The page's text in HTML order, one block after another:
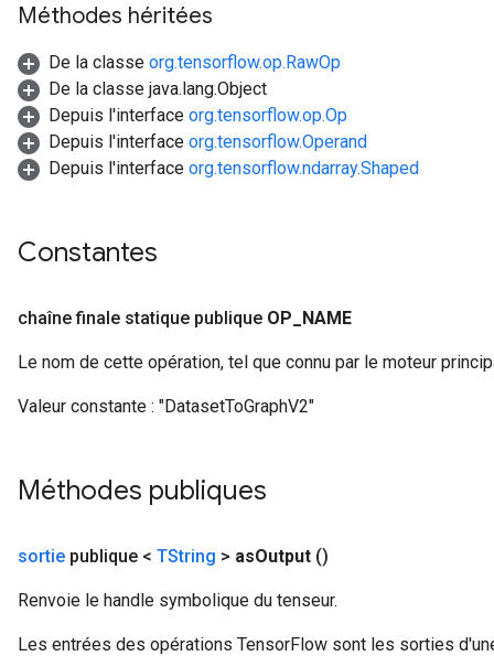
Méthodes héritées
De la classe org.tensorflow.op.RawOp
De la classe java.lang.Object
Depuis l'interface org.tensorflow.op.Op
Depuis l'interface org.tensorflow.Operand
Depuis l'interface org.tensorflow.ndarray.Shaped
Constantes
chaîne finale statique publique OP NAME
Le nom de cette opération, tel que connu par le moteur
Valeur constante : "DatasetToGraphV2"
Méthodes publiques
sortie publique < TString > asOutput ()
Renvoie le handle symbolique du tenseur.
Les entrées des opérations TensorFlow sont les sorties